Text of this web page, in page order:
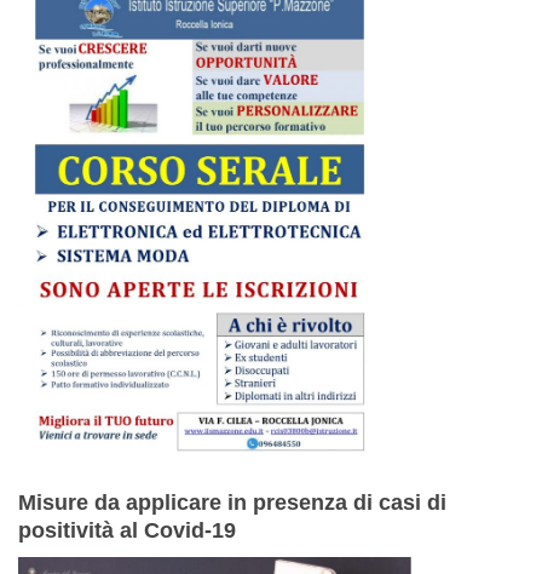
Misure da applicare in presenza di casi di
positività al Covid-19